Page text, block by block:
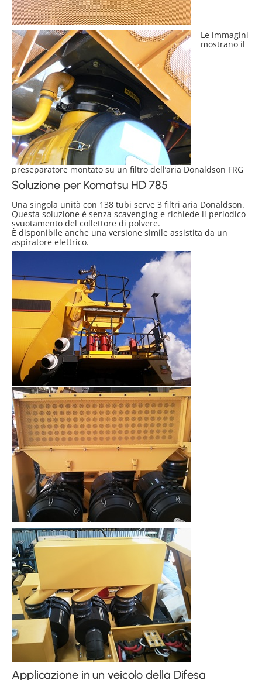
Le immagini
mostrano il
preseparatore montato su un filtro dell’aria Donaldson FRG
Soluzione per Komatsu HD 785
Una singola unità con 138 tubi serve 3 filtri aria Donaldson.
Questa soluzione è senza scavenging e richiede il periodico
svuotamento del collettore di polvere.
È disponibile anche una versione simile assistita da un
aspiratore elettrico.
Applicazione in un veicolo della Difesa